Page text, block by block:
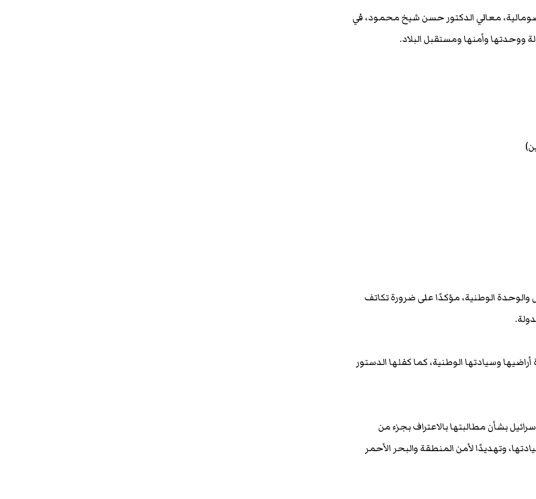
معالي الدكتور حسن شيخ محمود، في
ووحدتها وأمنها ومستقبل البلاد.
والوحدة الوطنية، مؤكدًا على ضرورة تكاتف
وسيادتها الوطنية، كما كفلها الدستور
بشأن مطالبتها بالاعتراف بجزء من
وتهديدًا لأمن المنطقة والبحر الأحمر